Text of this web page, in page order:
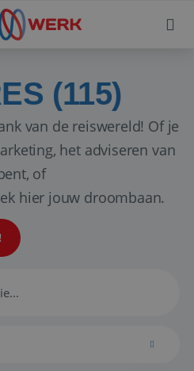
(115)
van de reiswereld! Of je
het adviseren van
of
hier jouw droombaan.